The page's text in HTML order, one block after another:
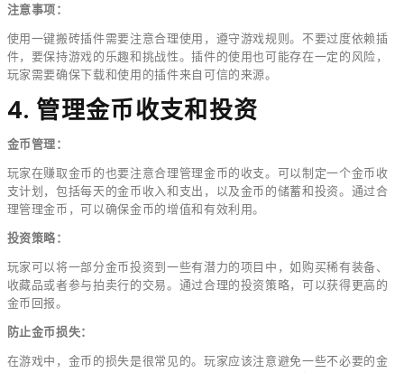
注意事项：
使用一键搬砖插件需要注意合理使用，遵守游戏规则。不要过度依赖插
件，要保持游戏的乐趣和挑战性。插件的使用也可能存在一定的风险，
玩家需要确保下载和使用的插件来自可信的来源。
4. 管理金币收支和投资
金币管理：
玩家在赚取金币的也要注意合理管理金币的收支。可以制定一个金币收
支计划，包括每天的金币收入和支出，以及金币的储蓄和投资。通过合
理管理金币，可以确保金币的增值和有效利用。
投资策略：
玩家可以将一部分金币投资到一些有潜力的项目中，如购买稀有装备、
收藏品或者参与拍卖行的交易。通过合理的投资策略，可以获得更高的
金币回报。
防止金币损失：
在游戏中，金币的损失是很常见的。玩家应该注意避免一些不必要的金